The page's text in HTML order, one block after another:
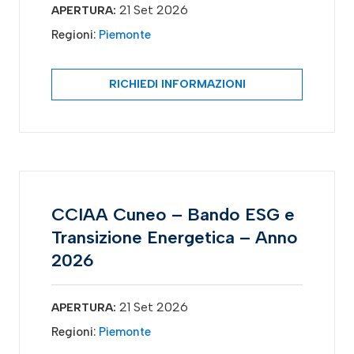
APERTURA: 21 Set 2026
Regioni: Piemonte
RICHIEDI INFORMAZIONI
CCIAA Cuneo – Bando ESG e
Transizione Energetica – Anno
2026
APERTURA: 21 Set 2026
Regioni: Piemonte